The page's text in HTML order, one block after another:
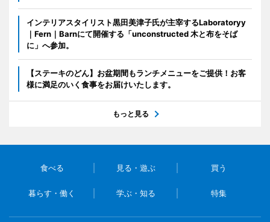
インテリアスタイリスト黒田美津子氏が主宰するLaboratoryy
｜Fern｜Barnにて開催する「unconstructed 木と布をそば
に」へ参加。
【ステーキのどん】お盆期間もランチメニューをご提供！お客
様に満足のいく食事をお届けいたします。
もっと見る
食べる 見る・遊ぶ 買う
暮らす・働く 学ぶ・知る 特集